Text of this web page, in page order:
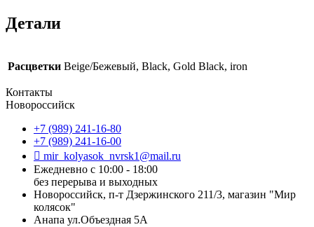
Детали
Расцветки Beige/Бежевый, Black, Gold Black, iron
Контакты
Новороссийск
+7 (989) 241-16-80
+7 (989) 241-16-00
mir_kolyasok_nvrsk1@mail.ru
Ежедневно с 10:00 - 18:00
без перерыва и выходных
Новороссийск, п-т Дзержинского 211/3, магазин "Мир
колясок"
Анапа ул.Объездная 5А